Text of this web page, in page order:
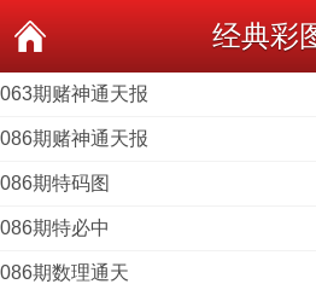
经典彩
063期赌神通天报
086期赌神通天报
086期特码图
086期特必中
086期数理通天